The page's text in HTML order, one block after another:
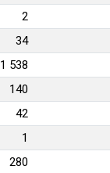
2
34
1 538
140
42
1
280